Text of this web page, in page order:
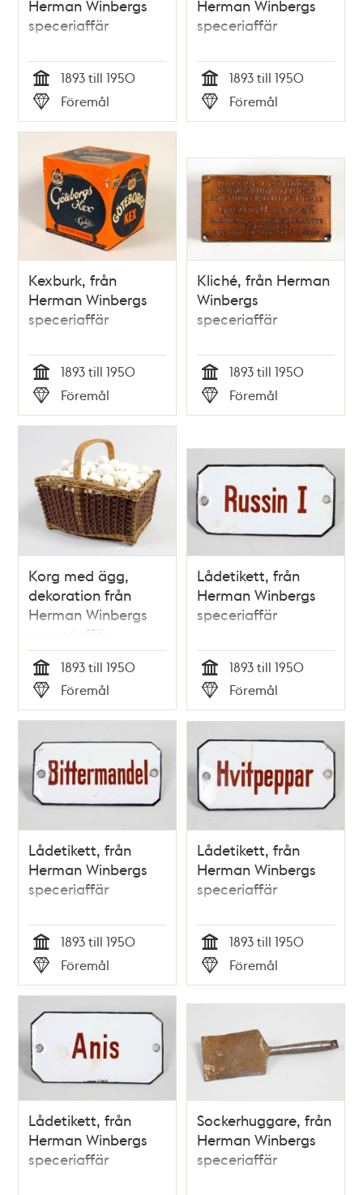
Herman Winbergs
speceriaffär
Tid
1893 till 1950
Typ
Föremål
Herman Winbergs
speceriaffär
Tid
1893 till 1950
Typ
Föremål
Kexburk, från
Herman Winbergs
speceriaffär
Tid
1893 till 1950
Typ
Föremål
Kliché, från Herman
Winbergs
speceriaffär
Tid
1893 till 1950
Typ
Föremål
Korg med ägg,
dekoration från
Herman Winbergs
speceriaffär
Tid
1893 till 1950
Typ
Föremål
Lådetikett, från
Herman Winbergs
speceriaffär
Tid
1893 till 1950
Typ
Föremål
Lådetikett, från
Herman Winbergs
speceriaffär
Tid
1893 till 1950
Typ
Föremål
Lådetikett, från
Herman Winbergs
speceriaffär
Tid
1893 till 1950
Typ
Föremål
Lådetikett, från
Herman Winbergs
speceriaffär
Sockerhuggare, från
Herman Winbergs
speceriaffär